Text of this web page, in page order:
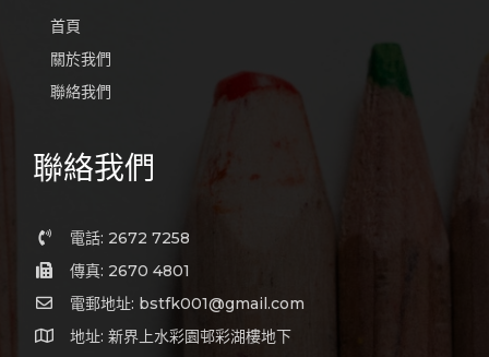
首頁
關於我們
聯絡我們
聯絡我們
電話: 2672 7258
傳真: 2670 4801
電郵地址: bstfk001@gmail.com
地址: 新界上水彩園邨彩湖樓地下